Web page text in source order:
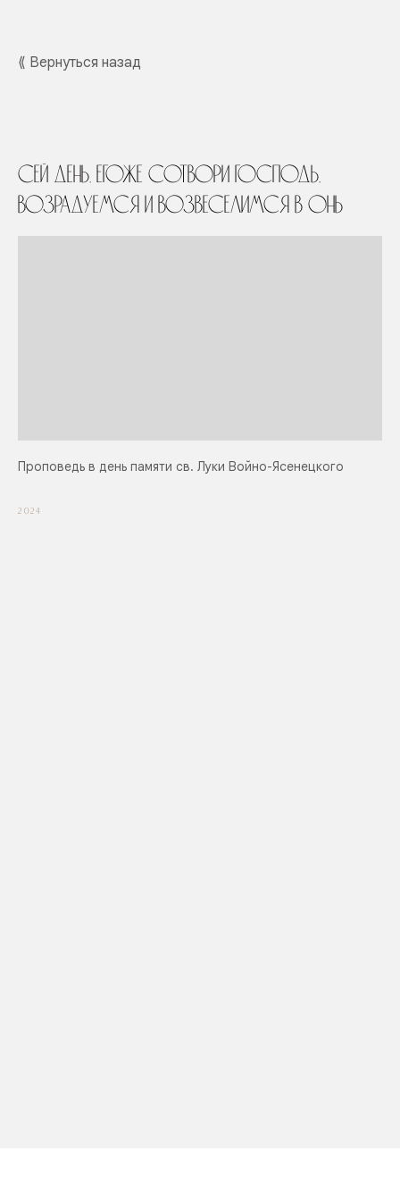
⟪ Вернуться назад
Сей день, егоже сотвори Господь,
возрадуемся и возвеселимся в онь
Проповедь в день памяти св. Луки Войно-Ясенецкого
2024